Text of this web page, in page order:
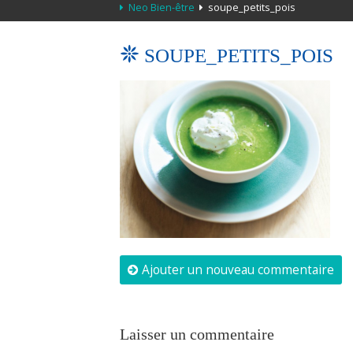
Neo Bien-être soupe_petits_pois
SOUPE_PETITS_POIS
Ajouter un nouveau commentaire
Laisser un commentaire